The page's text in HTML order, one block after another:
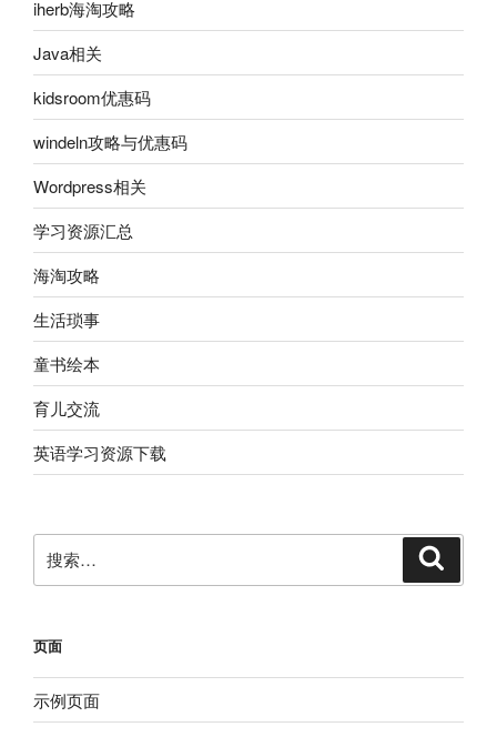
iherb海淘攻略
Java相关
kidsroom优惠码
windeln攻略与优惠码
Wordpress相关
学习资源汇总
海淘攻略
生活琐事
童书绘本
育儿交流
英语学习资源下载
索：
页面
示例页面